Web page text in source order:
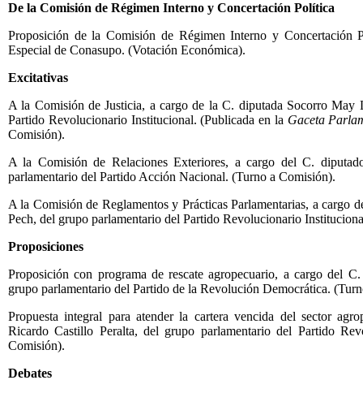
De la Comisión de Régimen Interno y Concertación Política
Proposición de la Comisión de Régimen Interno y Concertación
Especial de Conasupo. (Votación Económica).
Excitativas
A la Comisión de Justicia, a cargo de la C. diputada Socorro May
Partido Revolucionario Institucional. (Publicada en la Gaceta
Comisión).
A la Comisión de Relaciones Exteriores, a cargo del C.
parlamentario del Partido Acción Nacional. (Turno a Comisión).
A la Comisión de Reglamentos y Prácticas Parlamentarias, a cargo
Pech, del grupo parlamentario del Partido Revolucionario
Proposiciones
Proposición con programa de rescate agropecuario, a cargo del
grupo parlamentario del Partido de la Revolución Democrática.
Propuesta integral para atender la cartera vencida del sector
Ricardo Castillo Peralta, del grupo parlamentario del Partido
Comisión).
Debates